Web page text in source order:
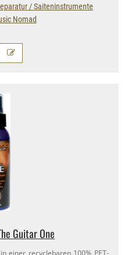
/ Saiteninstrumente
Nomad
Guitar One